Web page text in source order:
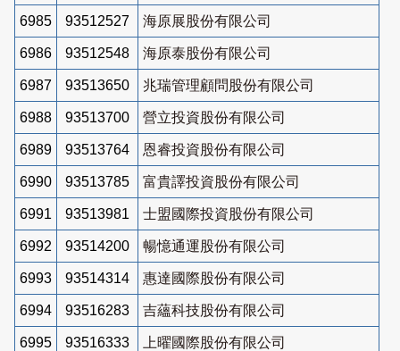
6985 93512527 海原展股份有限公司
6986 93512548 海原泰股份有限公司
6987 93513650 兆瑞管理顧問股份有限公司
6988 93513700 營立投資股份有限公司
6989 93513764 恩睿投資股份有限公司
6990 93513785 富貴譯投資股份有限公司
6991 93513981 士盟國際投資股份有限公司
6992 93514200 暢憶通運股份有限公司
6993 93514314 惠達國際股份有限公司
6994 93516283 吉蘊科技股份有限公司
6995 93516333 上曜國際股份有限公司